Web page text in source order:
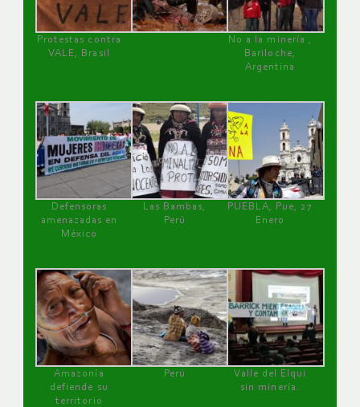
Protestas contra
VALE, Brasil
No a la minería ,
Bariloche,
Argentina
Defensoras
amenazadas en
México
Las Bambas,
Perú
PUEBLA, Pue, 27
Enero
Amazonía
defiende su
territorio
Perú
Valle del Elqui
sin minería.